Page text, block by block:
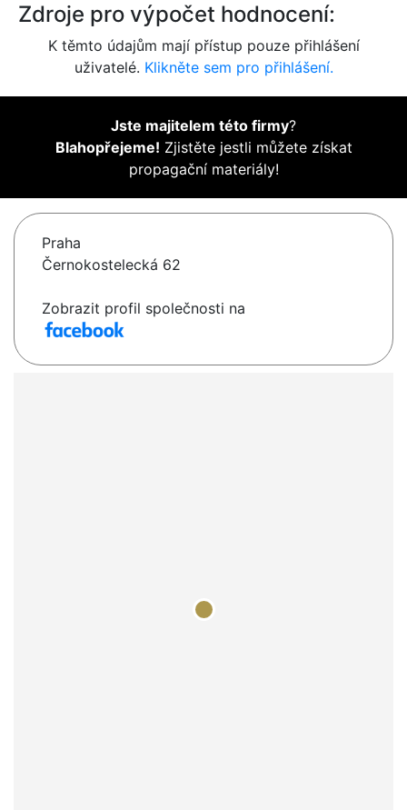
Zdroje pro výpočet hodnocení:
K těmto údajům mají přístup pouze přihlášení
uživatelé. Klikněte sem pro přihlášení.
Jste majitelem této firmy?
Blahopřejeme! Zjistěte jestli můžete získat
propagační materiály!
Praha
Černokostelecká 62
Zobrazit profil společnosti na